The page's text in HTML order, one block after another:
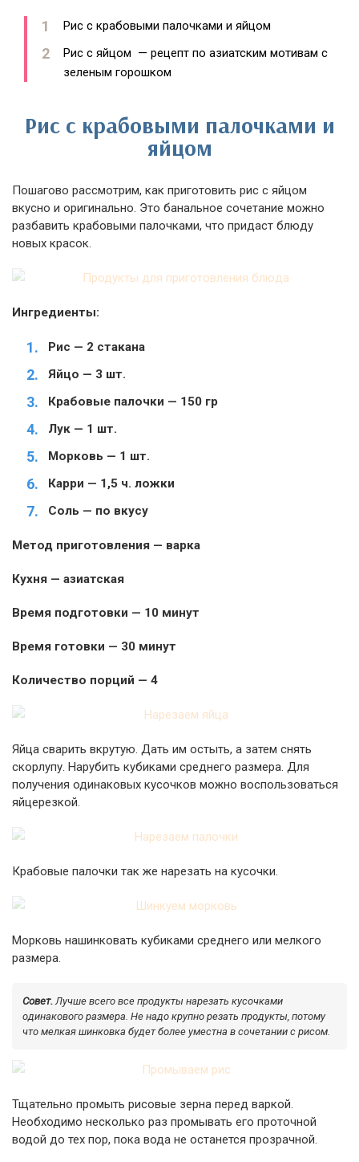
Рис с крабовыми палочками и яйцом
Рис с яйцом — рецепт по азиатским мотивам с
зеленым горошком
Рис с крабовыми палочками и
яйцом
Пошагово рассмотрим, как приготовить рис с яйцом
вкусно и оригинально. Это банальное сочетание можно
разбавить крабовыми палочками, что придаст блюду
новых красок.
Ингредиенты:
Рис — 2 стакана
Яйцо — 3 шт.
Крабовые палочки — 150 гр
Лук — 1 шт.
Морковь — 1 шт.
Карри — 1,5 ч. ложки
Соль — по вкусу
Метод приготовления — варка
Кухня — азиатская
Время подготовки — 10 минут
Время готовки — 30 минут
Количество порций — 4
Яйца сварить вкрутую. Дать им остыть, а затем снять
скорлупу. Нарубить кубиками среднего размера. Для
получения одинаковых кусочков можно воспользоваться
яйцерезкой.
Крабовые палочки так же нарезать на кусочки.
Морковь нашинковать кубиками среднего или мелкого
размера.
Совет.Лучше всего все продукты нарезать кусочками
одинакового размера. Не надо крупно резать продукты, потому
что мелкая шинковка будет более уместна в сочетании с рисом.
Тщательно промыть рисовые зерна перед варкой.
Необходимо несколько раз промывать его проточной
водой до тех пор, пока вода не останется прозрачной.